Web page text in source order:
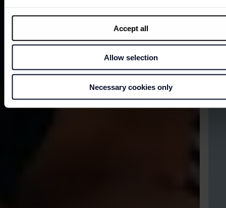
Accept all
Allow selection
Necessary cookies only